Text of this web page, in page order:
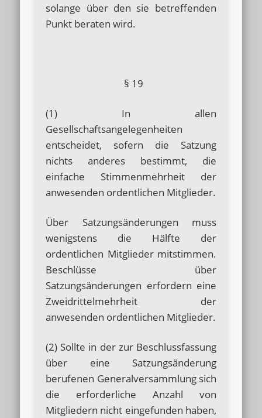
solange über den sie betreffenden
Punkt beraten wird.
§ 19
(1) In allen
Gesellschaftsangelegenheiten
entscheidet, sofern die Satzung
nichts anderes bestimmt, die
einfache Stimmenmehrheit der
anwesenden ordentlichen Mitglieder.
Über Satzungsänderungen muss
wenigstens die Hälfte der
ordentlichen Mitglieder mitstimmen.
Beschlüsse über
Satzungsänderungen erfordern eine
Zweidrittelmehrheit der
anwesenden ordentlichen Mitglieder.
(2) Sollte in der zur Beschlussfassung
über eine Satzungsänderung
berufenen Generalversammlung sich
die erforderliche Anzahl von
Mitgliedern nicht eingefunden haben,